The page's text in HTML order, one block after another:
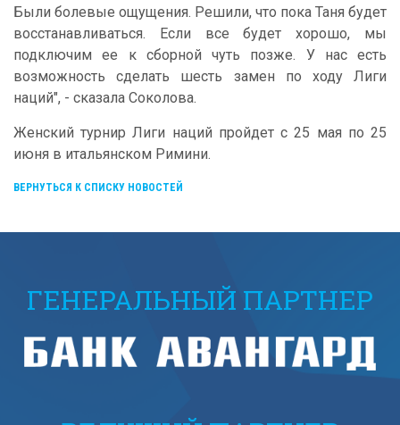
Были болевые ощущения. Решили, что пока Таня будет
восстанавливаться. Если все будет хорошо, мы
подключим ее к сборной чуть позже. У нас есть
возможность сделать шесть замен по ходу Лиги
наций", - сказала Соколова.
Женский турнир Лиги наций пройдет с 25 мая по 25
июня в итальянском Римини.
ВЕРНУТЬСЯ К СПИСКУ НОВОСТЕЙ
ГЕНЕРАЛЬНЫЙ ПАРТНЕР